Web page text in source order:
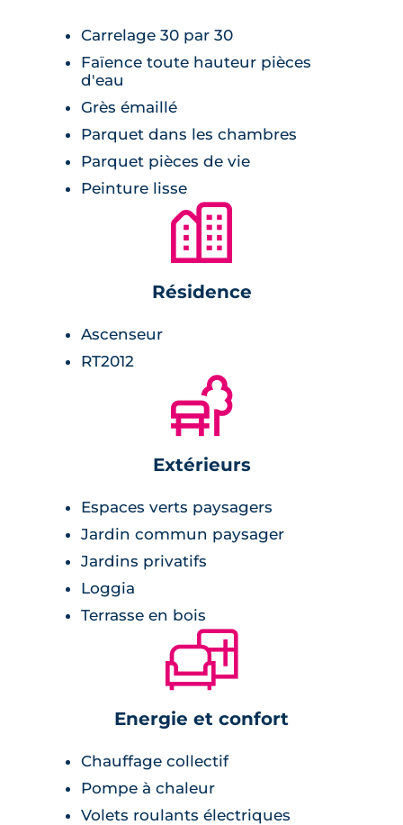
L'accès au parking souterrain se fait via un
portail télécommandé, la résidence est
clôturée et sécurisée, et les portes palières
sont équipées de serrures 3 points. Un local à
vélos et un jardin commun paysager viennent
compléter le programme.
Carrelage 30 par 30
Faïence toute hauteur pièces
d'eau
Grès émaillé
Parquet dans les chambres
Parquet pièces de vie
Peinture lisse
🏙
Résidence
Ascenseur
RT2012
🌲
Extérieurs
Espaces verts paysagers
Jardin commun paysager
Jardins privatifs
Loggia
Terrasse en bois
🛋
Energie et confort
Chauffage collectif
Pompe à chaleur
Volets roulants électriques